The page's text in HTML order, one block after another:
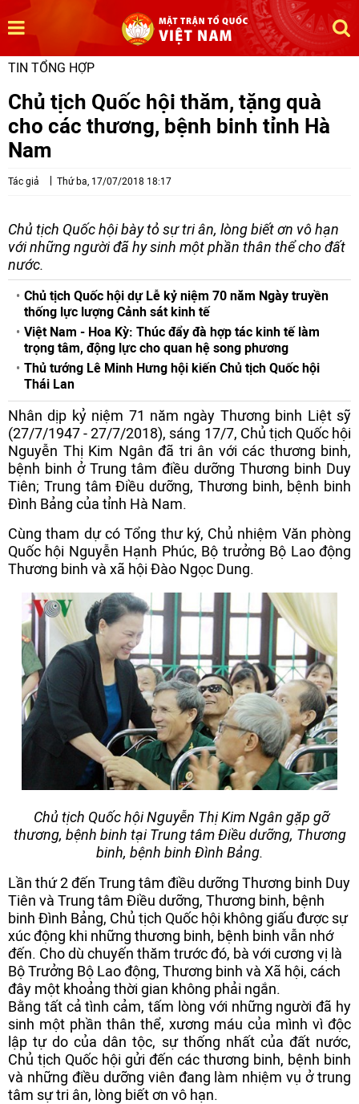
TIN TỔNG HỢP
Chủ tịch Quốc hội thăm, tặng quà
cho các thương, bệnh binh tỉnh Hà
Nam
Tác giả Thứ ba, 17/07/2018 18:17
Chủ tịch Quốc hội bày tỏ sự tri ân, lòng biết ơn vô hạn
với những người đã hy sinh một phần thân thể cho đất
nước.
Chủ tịch Quốc hội dự Lễ kỷ niệm 70 năm Ngày truyền
thống lực lượng Cảnh sát kinh tế
Việt Nam - Hoa Kỳ: Thúc đẩy đà hợp tác kinh tế làm
trọng tâm, động lực cho quan hệ song phương
Thủ tướng Lê Minh Hưng hội kiến Chủ tịch Quốc hội
Thái Lan
Nhân dịp kỷ niệm 71 năm ngày Thương binh Liệt sỹ
(27/7/1947 - 27/7/2018), sáng 17/7, Chủ tịch Quốc hội
Nguyễn Thị Kim Ngân đã tri ân với các thương binh,
bệnh binh ở Trung tâm điều dưỡng Thương binh Duy
Tiên; Trung tâm Điều dưỡng, Thương binh, bệnh binh
Đình Bảng của tỉnh Hà Nam.
Cùng tham dự có Tổng thư ký, Chủ nhiệm Văn phòng
Quốc hội Nguyễn Hạnh Phúc, Bộ trưởng Bộ Lao động
Thương binh và xã hội Đào Ngọc Dung.
Chủ tịch Quốc hội Nguyễn Thị Kim Ngân gặp gỡ
thương, bệnh binh tại Trung tâm Điều dưỡng, Thương
binh, bệnh binh Đình Bảng.
Lần thứ 2 đến Trung tâm điều dưỡng Thương binh Duy
Tiên và Trung tâm Điều dưỡng, Thương binh, bệnh
binh Đình Bảng, Chủ tịch Quốc hội không giấu được sự
xúc động khi những thương binh, bệnh binh vẫn nhớ
đến. Cho dù chuyến thăm trước đó, bà với cương vị là
Bộ Trưởng Bộ Lao động, Thương binh và Xã hội, cách
đây một khoảng thời gian không phải ngắn.
Bằng tất cả tình cảm, tấm lòng với những người đã hy
sinh một phần thân thể, xương máu của mình vì độc
lập tự do của dân tộc, sự thống nhất của đất nước,
Chủ tịch Quốc hội gửi đến các thương binh, bệnh binh
và những điều dưỡng viên đang làm nhiệm vụ ở trung
tâm sự tri ân, lòng biết ơn vô hạn.